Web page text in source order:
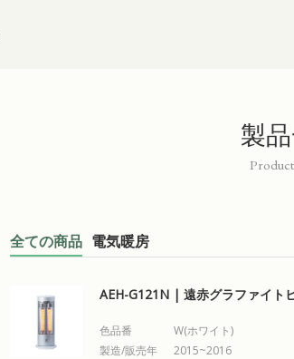
製
全ての商品 電気暖房
AEH-G121N | 遠赤グラファイト
色品番
W(ホワイト)
製造/販売年
2015~2016